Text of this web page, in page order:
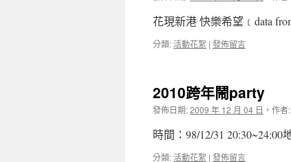
花現新港 快樂希望﹝data
分類:活動花絮 | 發佈留言
2010跨年鬧party
發佈日期:2009 年 12 月 04 日 ， 作者:
時間：98/12/31
分類:活動花絮 | 發佈留言